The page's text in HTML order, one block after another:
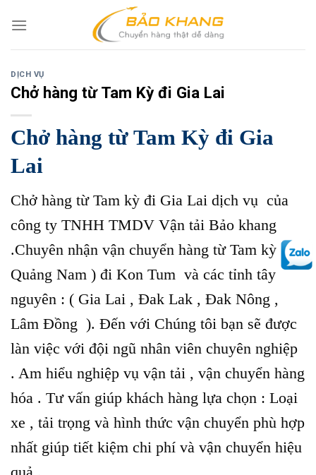
DỊCH VỤ
Chở hàng từ Tam Kỳ đi Gia Lai
Chở hàng từ Tam Kỳ đi Gia
Lai
Chở hàng từ Tam kỳ đi Gia Lai dịch vụ của
công ty TNHH TMDV Vận tải Bảo khang
.Chuyên nhận vận chuyển hàng từ Tam kỳ (
Quảng Nam ) đi Kon Tum và các tỉnh tây
nguyên : ( Gia Lai , Đak Lak , Đak Nông ,
Lâm Đồng ). Đến với Chúng tôi bạn sẽ được
làn việc với đội ngũ nhân viên chuyên nghiệp
. Am hiểu nghiệp vụ vận tải , vận chuyển hàng
hóa . Tư vấn giúp khách hàng lựa chọn : Loại
xe , tải trọng và hình thức vận chuyển phù hợp
nhất giúp tiết kiệm chi phí và vận chuyển hiệu